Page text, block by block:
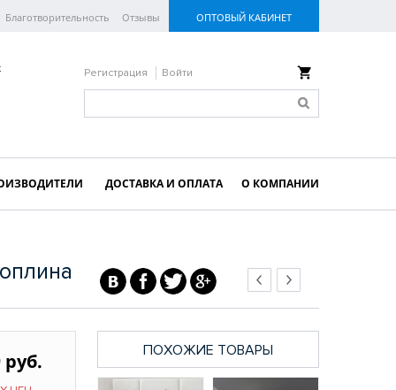
Благотворительность Отзывы ОПТОВЫЙ КАБИНЕТ
Регистрация Войти
ДОСТАВКА И ОПЛАТА О КОМПАНИИ
руб. ПОХОЖИЕ ТОВАРЫ